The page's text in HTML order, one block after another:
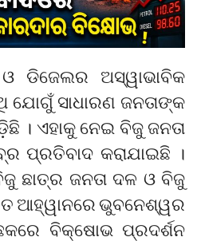
ଡିଜେଲର ଅସ୍ୱାଭାବିକ
ଯୋଗୁଁ ସାଧାରଣ ଜନତାଙ୍କ
। ଏହାକୁ ନେଇ ବିଜୁ ଜନତା
ପ୍ରତିବାଦ କରାଯାଇଛି ।
ଛାତ୍ର ଜନତା ଦଳ ଓ ବିଜୁ
ଆହ୍ୱାନରେ ଭୁବନେଶ୍ୱର
ବିକ୍ଷୋଭ ପ୍ରଦର୍ଶନ